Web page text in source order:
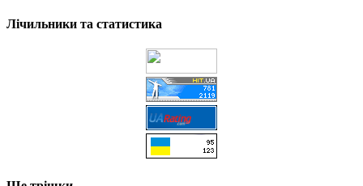
Лічильники та статистика